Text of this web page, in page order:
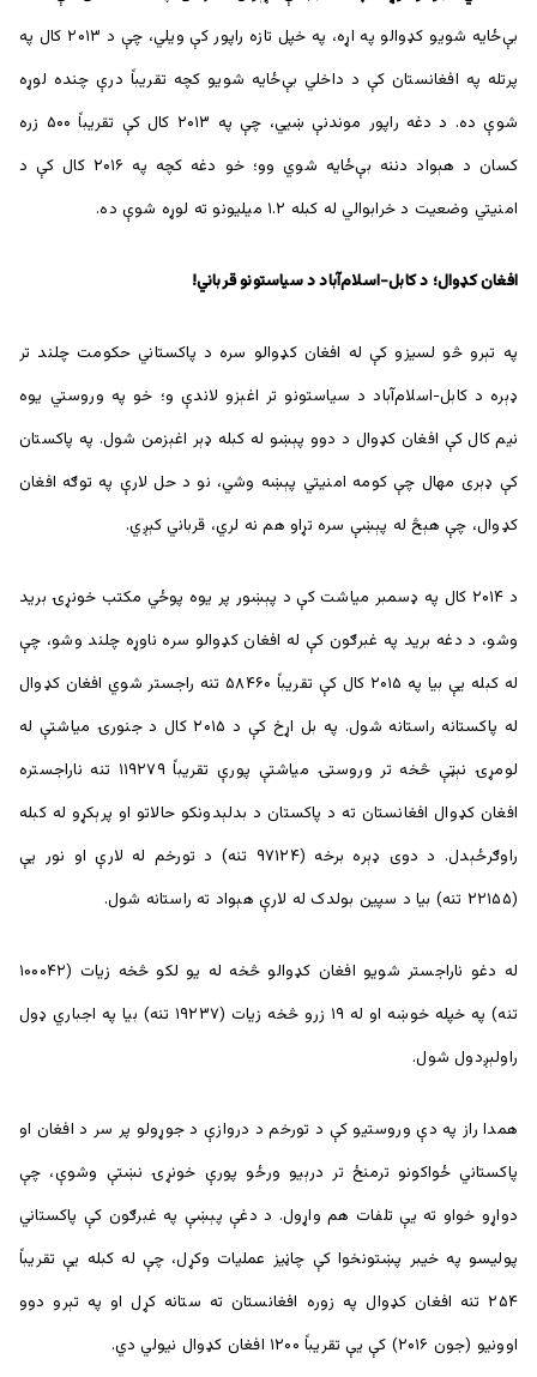
بې‌ځایه شويو کډوالو په اړه، په خپل تازه راپور کې ويلي، چې د ۲۰۱۳ کال په
پرتله په افغانستان کې د داخلي بې‌ځايه شويو کچه تقریباً درې چنده لوړه
شوې ده. د دغه راپور موندنې ښيي، چې په ۲۰۱۳ کال کې تقریباً ۵۰۰ زره
کسان د هېواد دننه بې‌ځایه شوي وو؛ خو دغه کچه په ۲۰۱۶ کال کې د
امنيتي وضعيت د خرابوالي له کبله ۱.۲ میلیونو ته لوړه شوې ده.
افغان کډوال؛ د کابل-اسلام‌آباد د سیاستونو قرباني!
په تېرو څو لسیزو کې له افغان کډوالو سره د پاکستاني حکومت چلند تر
ډېره د کابل-اسلام‌آباد د سیاستونو تر اغېزو لاندې و؛ خو په وروستي یوه
نیم کال کې افغان کډوال د دوو پېښو له کبله ډېر اغېزمن شول. په پاکستان
کې ډېری مهال چې کومه امنیتي پېښه وشي، نو د حل لارې په توګه افغان
کډوال، چې هېڅ له پېښې سره تړاو هم نه لري، قرباني کېږي.
د ۲۰۱۴ کال په ډسمبر میاشت کې د پېښور پر یوه پوځي مکتب خونړۍ برید
وشو، د دغه برید په غبرګون کې له افغان کډوالو سره ناوړه چلند وشو، چې
له کبله یې بیا په ۲۰۱۵ کال کې تقریباً ۵۸۴۶۰ تنه راجستر شوي افغان کډوال
له پاکستانه راستانه شول. په بل اړخ کې د ۲۰۱۵ کال د جنورۍ مياشتې له
لومړۍ نېټې څخه تر وروستۍ میاشتې پورې تقریباً ۱۱۹۲۷۹ تنه ناراجستره
افغان کډوال افغانستان ته د پاکستان د بدلېدونکو حالاتو او پرېکړو له کبله
راوګرځېدل. د دوی ډېره برخه (۹۷۱۲۴ تنه) د تورخم له لارې او نور یې
(۲۲۱۵۵ تنه) بیا د سپین بولدک له لارې هېواد ته راستانه شول.
له دغو ناراجستر شويو افغان کډوالو څخه له یو لکو څخه زیات (۱۰۰۰۴۲
تنه) په خپله خوښه او له ۱۹ زرو څخه زیات (۱۹۲۳۷ تنه) بیا په اجباري ډول
راولېږدول شول.
همدا راز په دې وروستیو کې د تورخم د دروازې د جوړولو پر سر د افغان او
پاکستاني ځواکونو ترمنځ تر درېیو ورځو پورې خونړۍ نښتې وشوې، چې
دواړو خواو ته یې تلفات هم واړول. د دغې پېښې په غبرګون کې پاکستاني
پولیسو په خیبر پښتونخوا کې چاڼیز عملیات وکړل، چې له کبله یې تقریباً
۲۵۴ تنه افغان کډوال په زوره افغانستان ته ستانه کړل او په تېرو دوو
اوونیو (جون ۲۰۱۶) کې یې تقریباً ۱۲۰۰ افغان کډوال نیولي دي.